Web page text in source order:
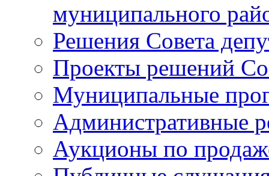
муниципального
Решения Совета
Проекты решений
Муниципальные
Административные
Аукционы по